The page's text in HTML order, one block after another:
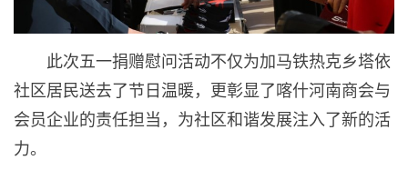
此次五一捐赠慰问活动不仅为加马铁热克乡塔依
社区居民送去了节日温暖，更彰显了喀什河南商会与
会员企业的责任担当，为社区和谐发展注入了新的活
力。